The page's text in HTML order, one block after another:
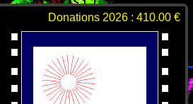
Donations 2026 : 410.00 €